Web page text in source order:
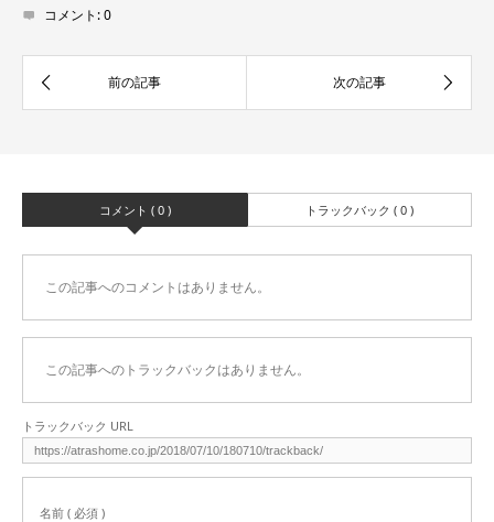
コメント:0
コメント ( 0 ) トラックバック ( 0 )
この記事へのコメントはありません。
この記事へのトラックバックはありません。
トラックバック URL
名前 ( 必須 )